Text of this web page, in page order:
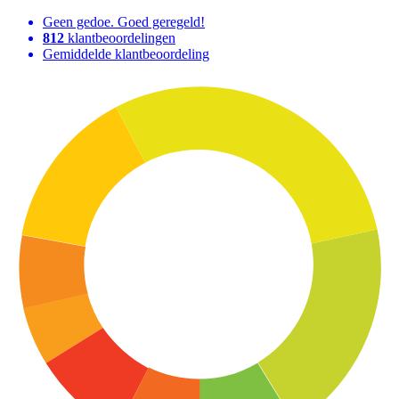
Geen gedoe. Goed geregeld!
812 klantbeoordelingen
Gemiddelde klantbeoordeling